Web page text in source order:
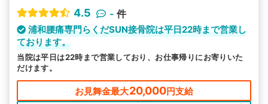
4.5
- 件
浦和腰痛専門らくだSUN接骨院は平日22時まで営業し
ております。
当院は平日は22時まで営業しており、お仕事帰りにお寄りいた
だけます。
お見舞金最大20,000円支給